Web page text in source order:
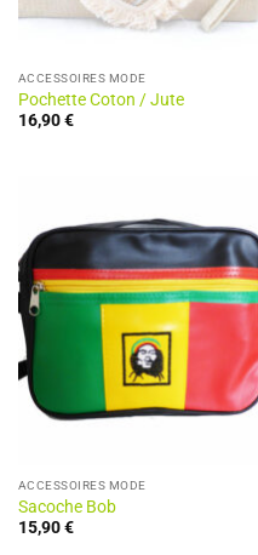
ACCESSOIRES MODE
Pochette Coton / Jute
16,90€
ACCESSOIRES MODE
Sacoche Bob
15,90€